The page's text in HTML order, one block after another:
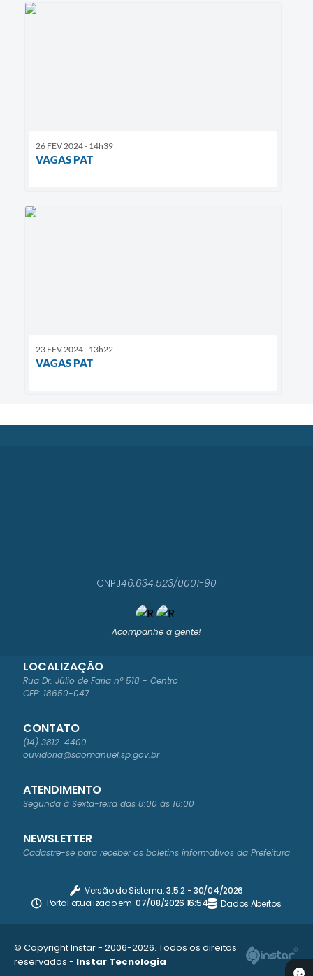
26 FEV 2024 - 14h39
VAGAS PAT
23 FEV 2024 - 13h22
VAGAS PAT
Acompanhe a gente!
LOCALIZAÇÃO
Rua Dr. Júlio de Faria nº 518 - Centro
CEP: 18650-047
CONTATO
(14) 3812-4400
ouvidoria@saomanuel.sp.gov.br
ATENDIMENTO
Segunda à Sexta-feira das 8:00 às 16:00
CNPJ46.634.523/0001-90
NEWSLETTER
Cadastre-se para receber os boletins informativos da Prefeitura
Versão do Sistema:3.5.2 - 30/04/2026
Portal atualizado em:07/08/2026 16:54 Dados Abertos
© Copyright Instar - 2006-2026. Todos os direitos
reservados - Instar Tecnologia